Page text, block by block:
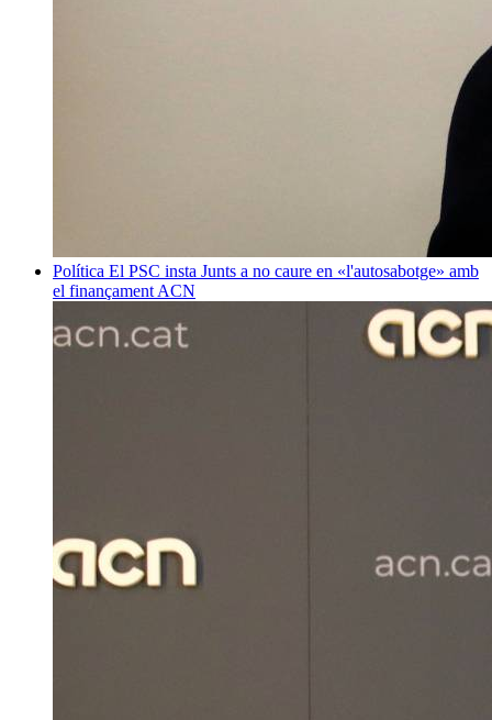
Política El PSC insta Junts a no caure en «l'autosabotge» amb
el finançament ACN